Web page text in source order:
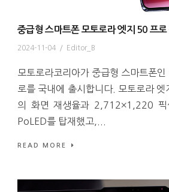
중급형 스마트폰 모토로라 엣지 50 프로
2024-11-04 / Editor_B
모토로라코리아가 중급형 스마트폰
로를 국내에 출시합니다. 모토로라
의 화면 재생율과 2,712×1,220 픽
PoLED를 탑재했고,...
READ MORE